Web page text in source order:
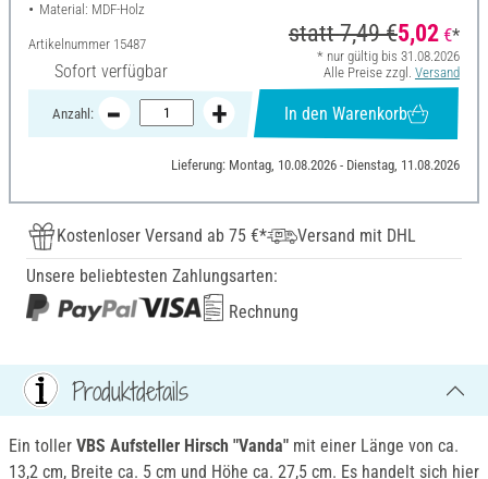
Material: MDF-Holz
Artikelnummer 15487
Sofort verfügbar
statt7,49 €5,02 €*
* nur gültig bis 31.08.2026
Alle Preise zzgl. Versand
Anzahl: In den Warenkorb
Lieferung: Montag, 10.08.2026 - Dienstag, 11.08.2026
Kostenloser Versand ab 75 €*
Versand mit DHL
Unsere beliebtesten Zahlungsarten:
Rechnung
Produktdetails
Ein toller VBS Aufsteller Hirsch "Vanda" mit einer Länge von ca.
13,2 cm, Breite ca. 5 cm und Höhe ca. 27,5 cm. Es handelt sich hier